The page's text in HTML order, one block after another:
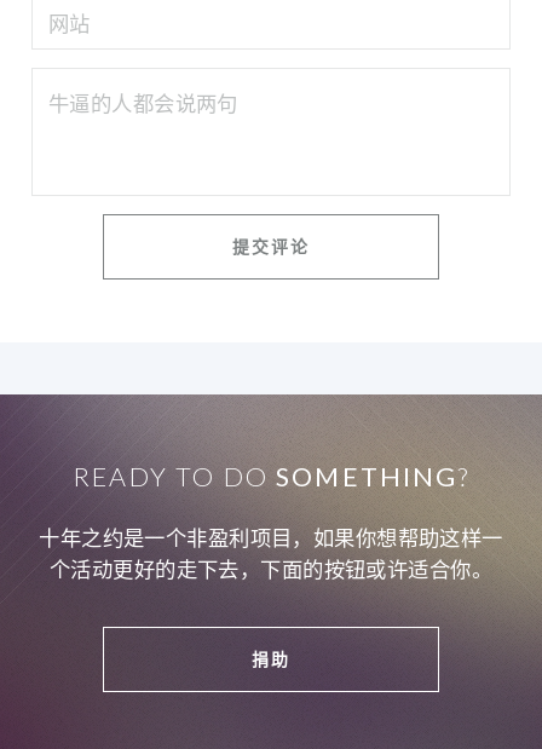
READY TO DOSOMETHING?
十年之约是一个非盈利项目，如果你想帮助这样一
个活动更好的走下去，下面的按钮或许适合你。
捐助